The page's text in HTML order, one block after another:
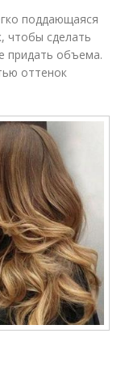
поддающаяся
чтобы сделать
придать объема.
оттенок